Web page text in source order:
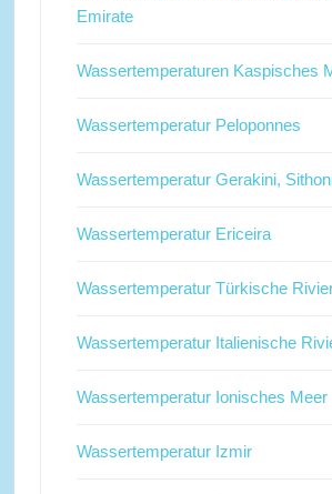
Emirate
Wassertemperaturen Kaspisches
Wassertemperatur Peloponnes
Wassertemperatur Gerakini,
Wassertemperatur Ericeira
Wassertemperatur Türkische
Wassertemperatur Italienische
Wassertemperatur Ionisches Meer
Wassertemperatur Izmir